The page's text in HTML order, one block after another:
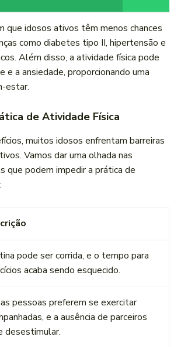
que idosos ativos têm menos chances
como diabetes tipo II, hipertensão e
Além disso, a atividade física pode
e a ansiedade, proporcionando uma
estar.
de Atividade Física
muitos idosos enfrentam barreiras
Vamos dar uma olhada nas
que podem impedir a prática de
pode ser corrida, e o tempo para
acaba sendo esquecido.
pessoas preferem se exercitar
e a ausência de parceiros
desestimular.